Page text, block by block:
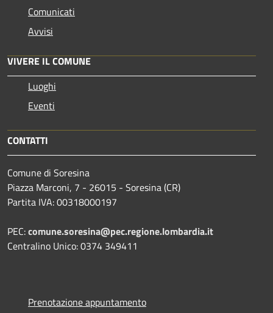
Comunicati
Avvisi
VIVERE IL COMUNE
Luoghi
Eventi
CONTATTI
Comune di Soresina
Piazza Marconi, 7 - 26015 - Soresina (CR)
Partita IVA: 00318000197
PEC:comune.soresina@pec.regione.lombardia.it
Centralino Unico: 0374 349411
Prenotazione appuntamento